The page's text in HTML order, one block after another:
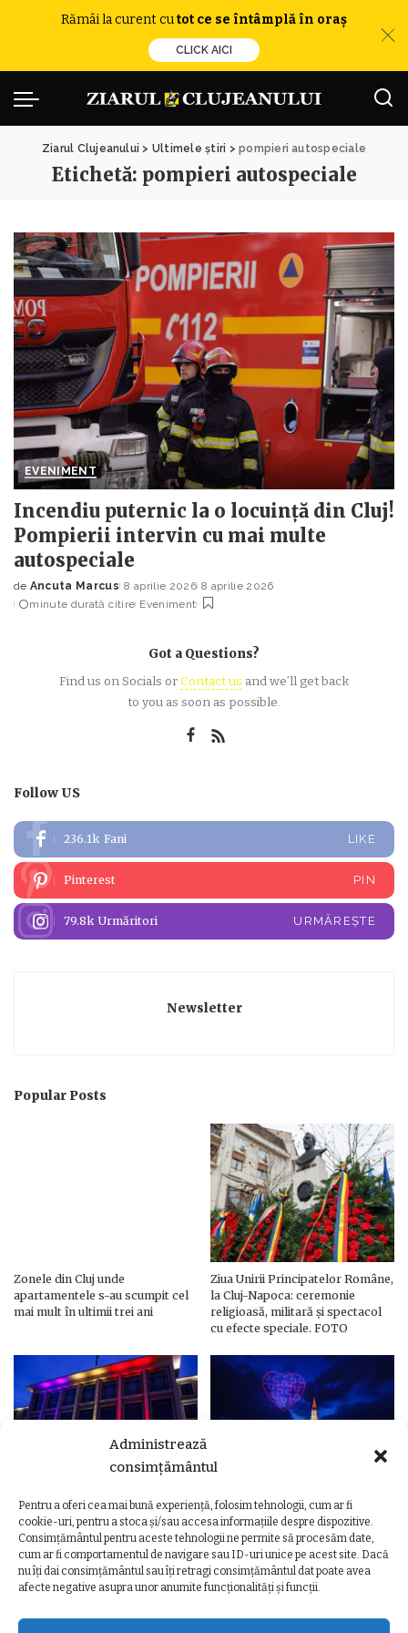
Administrează
consimțământul
Pentru a oferi cea mai bună experiență, folosim tehnologii, cum ar fi
cookie-uri, pentru a stoca și/sau accesa informațiile despre dispozitive.
Consimțământul pentru aceste tehnologii ne permite să procesăm date,
cum ar fi comportamentul de navigare sau ID-uri unice pe acest site. Dacă
nu îți dai consimțământul sau îți retragi consimțământul dat poate avea
afecte negative asupra unor anumite funcționalități și funcții.
Rămâi la curent cutot ce se întâmplă în oraș
CLICK AICI
Ziarul Clujeanului > Ultimele știri >pompieri autospeciale
Etichetă: pompieri autospeciale
EVENIMENT
Incendiu puternic la o locuință din Cluj!
Pompierii intervin cu mai multe
autospeciale
Posted
by
de Ancuta Marcus 8 aprilie 2026 8 aprilie 2026
minute durată citire Eveniment
Got a Questions?
Find us on Socials orContact us and we’ll get back
to you as soon as possible.
Follow US
236.1k Fani LIKE
Pinterest PIN
79.8k Urmăritori URMĂREȘTE
Newsletter
Popular Posts
Zonele din Cluj unde
apartamentele s-au scumpit cel
mai mult în ultimii trei ani
Ziua Unirii Principatelor Române,
la Cluj-Napoca: ceremonie
religioasă, militară și spectacol
cu efecte speciale. FOTO
Ziua Unirii Principatelor Române
– Clădiri și poduri din Cluj,
iluminate în culorile drapelului
Ziua Unirii la Cluj-Napoca.
Programul complet al
evenimentelor